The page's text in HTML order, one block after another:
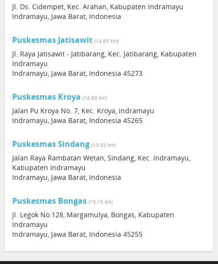
Jl. Ds. Cidempet, Kec. Arahan, Kabupaten Indramayu
Indramayu, Jawa Barat, Indonesia
Puskesmas Jatisawit (14.65 km)
Jl. Raya Jatisawit - Jatibarang, Kec. Jatibarang, Kabupaten
Indramayu
Indramayu, Jawa Barat, Indonesia 45273
Puskesmas Kroya (14.80 km)
Jalan Pu Kroya No. 7, Kec. Kroya, Indramayu
Indramayu, Jawa Barat, Indonesia 45265
Puskesmas Sindang (15.03 km)
Jalan Raya Rambatan Wetan, Sindang, Kec. Indramayu,
Kabupaten Indramayu
Indramayu, Jawa Barat, Indonesia
Puskesmas Bongas (15.15 km)
Jl. Legok No.128, Margamulya, Bongas, Kabupaten
Indramayu
Indramayu, Jawa Barat, Indonesia 45255